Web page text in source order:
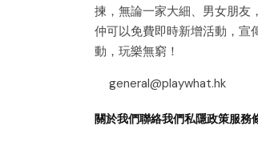
揀，無論一家大細、男女朋友
仲可以免費即時新增活動，宣
動，玩樂無窮！
general@playwhat.hk
關於我們聯絡我們私隱政策服務